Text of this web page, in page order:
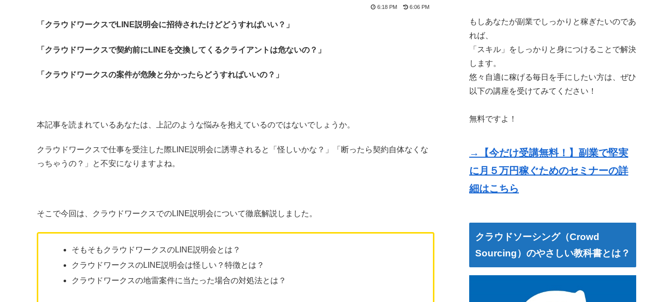
6:18 PM 6:06 PM
「クラウドワークスでLINE説明会に招待されたけどどうすればいい？」
「クラウドワークスで契約前にLINEを交換してくるクライアントは危ないの？」
「クラウドワークスの案件が危険と分かったらどうすればいいの？」
本記事を読まれているあなたは、上記のような悩みを抱えているのではないでしょうか。
クラウドワークスで仕事を受注した際LINE説明会に誘導されると「怪しいかな？」「断ったら契約自体なくな
っちゃうの？」と不安になりますよね。
そこで今回は、クラウドワークスでのLINE説明会について徹底解説しました。
そもそもクラウドワークスのLINE説明会とは？
クラウドワークスのLINE説明会は怪しい？特徴とは？
クラウドワークスの地雷案件に当たった場合の対処法とは？
もしあなたが副業でしっかりと稼ぎたいのであ
れば、
「スキル」をしっかりと身につけることで解決
します。
悠々自適に稼げる毎日を手にしたい方は、ぜひ
以下の講座を受けてみてください！
無料ですよ！
→【今だけ受講無料！】副業で堅実
に月５万円稼ぐためのセミナーの詳
細はこちら
クラウドソーシング（Crowd
Sourcing）のやさしい教科書とは？